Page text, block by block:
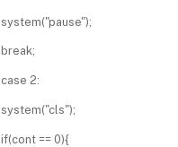
system("pause");
break;
case 2:
system("cls");
if(cont == 0){